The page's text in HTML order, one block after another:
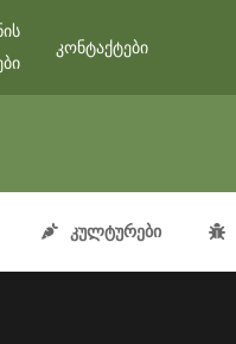
კონტაქტები
კულტურები